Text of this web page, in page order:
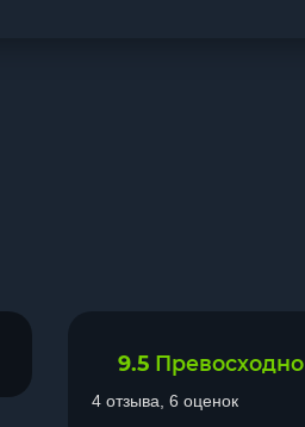
9.5 Превосходно
4 отзыва, 6 оценок